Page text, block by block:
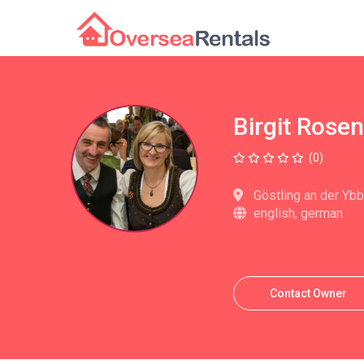
Birgit
(0)
Göstling an der
english, german
Contact Owner